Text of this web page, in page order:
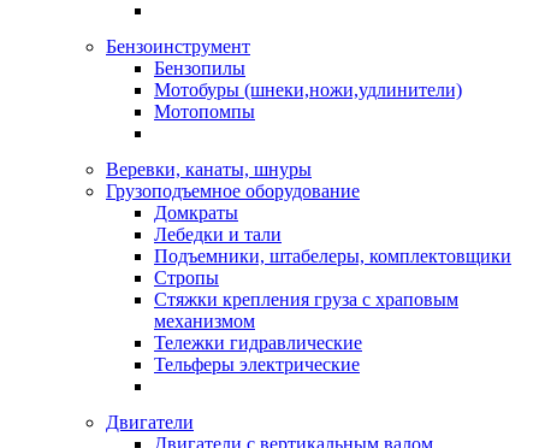
Бензоинструмент
Бензопилы
Мотобуры (шнеки,ножи,удлинители)
Мотопомпы
Веревки, канаты, шнуры
Грузоподъемное оборудование
Домкраты
Лебедки и тали
Подъемники, штабелеры, комплектовщики
Стропы
Стяжки крепления груза с храповым
механизмом
Тележки гидравлические
Тельферы электрические
Двигатели
Двигатели с вертикальным валом